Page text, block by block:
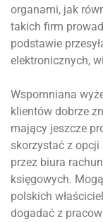
organami, jak
takich firm
podstawie
elektronicznych,
Wspomniana
klientów dobrze
mający jeszcze
skorzystać z opcji
przez biura
księgowych.
polskich
dogadać z